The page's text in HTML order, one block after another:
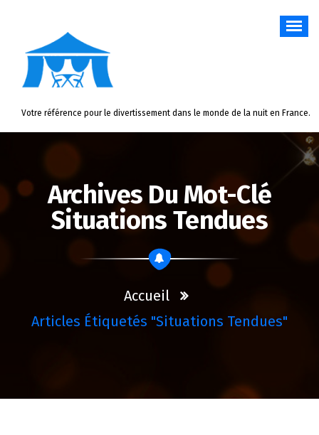
Votre référence pour le divertissement dans le monde de la nuit en France.
Archives Du Mot-Clé
Situations Tendues
Accueil
Articles Étiquetés "situations Tendues"